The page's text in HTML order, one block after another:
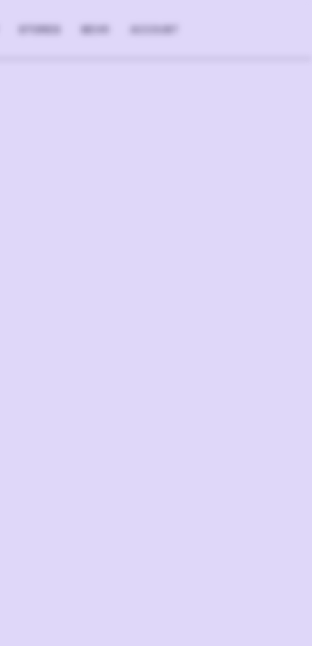
STORES MEHR ACCOUNT